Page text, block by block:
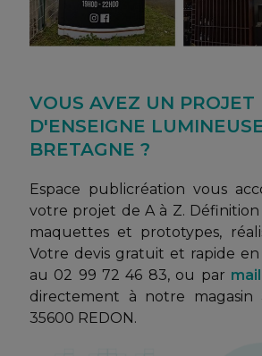
VOUS AVEZ UN PROJET
D'ENSEIGNE
BRETAGNE ?
Espace publicréation vous
votre projet de A à Z. Définition
maquettes et prototypes,
Votre devis gratuit et rapide
au 02 99 72 46 83, ou par mail
directement à notre magasin
35600 REDON.